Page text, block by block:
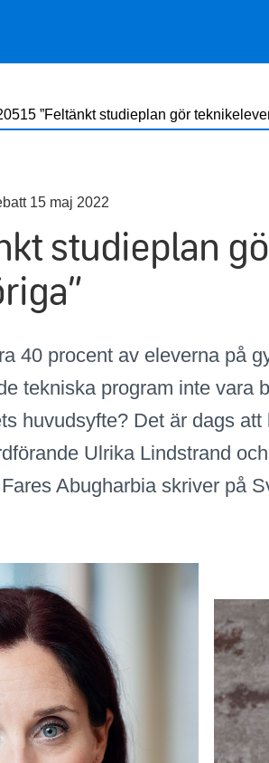
”Feltänkt studieplan gör
15 maj 2022
studieplan
40 procent av eleverna på
tekniska program inte vara
huvudsyfte? Det är dags
Ulrika Lindstrand
Abugharbia skriver på